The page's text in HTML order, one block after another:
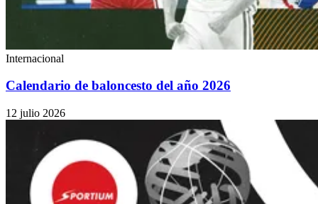
Internacional
Calendario de baloncesto del año 2026
12 julio 2026